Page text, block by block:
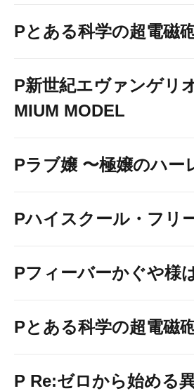
Pとある科学の超電磁
P新世紀エヴァンゲリ
MIUM MODEL
Pラブ嬢 〜極嬢のハー
Pハイスクール・フリ
Pフィーバーかぐや様
Pとある科学の超電磁
P Re:ゼロから始める